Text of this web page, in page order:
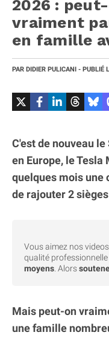
2026 :
vraiment
en famille
PAR DIDIER PULICANI - PUBLIÉ
C'est de nouveau
en Europe, le Tesla
quelques mois une
de rajouter 2
Vous aimez nos
qualité
moyens . Alors
Mais peut-on
une famille